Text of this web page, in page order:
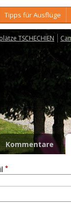
Tipps für Ausflüge
TSCHECHIEN
Kommentare
*